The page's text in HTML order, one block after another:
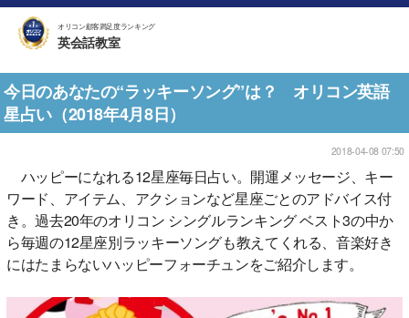
オリコン顧客満足度ランキング
英会話教室
今日のあなたの“ラッキーソング”は？ オリコン英語
星占い（2018年4月8日）
2018-04-08 07:50
ハッピーになれる12星座毎日占い。開運メッセージ、キー
ワード、アイテム、アクションなど星座ごとのアドバイス付
き。過去20年のオリコン シングルランキング ベスト3の中か
ら毎週の12星座別ラッキーソングも教えてくれる、音楽好き
にはたまらないハッピーフォーチュンをご紹介します。